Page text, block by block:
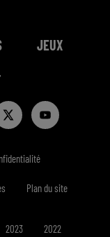
JEUX
Plan du site
2023 2022